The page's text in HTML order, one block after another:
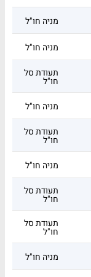
מניה חו"ל
מניה חו"ל
תעודת סל
חו"ל
מניה חו"ל
תעודת סל
חו"ל
מניה חו"ל
תעודת סל
חו"ל
תעודת סל
חו"ל
מניה חו"ל